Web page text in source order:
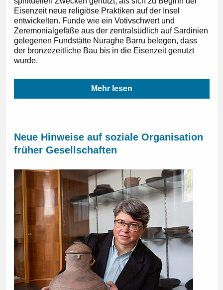
Eisenzeit neue religiöse Praktiken auf der Insel
entwickelten. Funde wie ein Votivschwert und
Zeremonialgefäße aus der zentralsüdlich auf Sardinien
gelegenen Fundstätte Nuraghe Barru belegen, dass
der bronzezeitliche Bau bis in die Eisenzeit genutzt
wurde.
Mehr lesen
Neue Hinweise auf soziale Organisation
früher Gesellschaften